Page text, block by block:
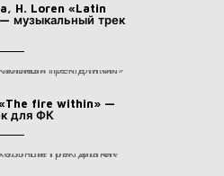
H. Loren «Latin
музыкальный трек
fire within» —
для ФК